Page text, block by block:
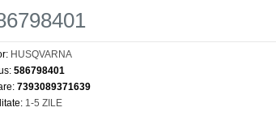
HUSQVARNA
586798401
7393089371639
1-5 ZILE